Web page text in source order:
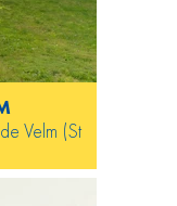
Velm (St